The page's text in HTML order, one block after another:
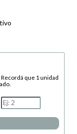
que 1 unidad